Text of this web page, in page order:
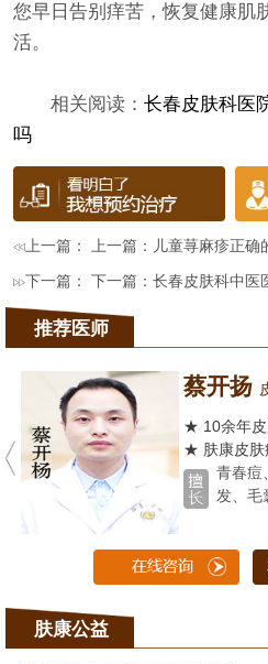
您早日告别痒苦，恢复健康肌
活。
相关阅读： 长春皮肤科医
吗
上一篇： 上一篇： 儿童荨麻疹正确
下一篇： 下一篇：长春皮肤科中医
推荐医师
蔡开扬
★ 10余年皮
★ 肤康皮肤
青春痘
发、毛
肤康公益